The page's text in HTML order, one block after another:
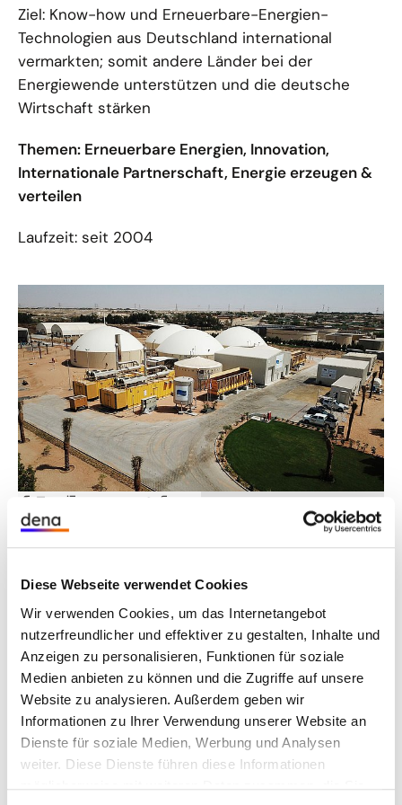
Diese Webseite verwendet Cookies
Wir verwenden Cookies, um das Internetangebot
nutzerfreundlicher und effektiver zu gestalten, Inhalte und
Anzeigen zu personalisieren, Funktionen für soziale
Medien anbieten zu können und die Zugriffe auf unsere
Website zu analysieren. Außerdem geben wir
Informationen zu Ihrer Verwendung unserer Website an
Dienste für soziale Medien, Werbung und Analysen
weiter. Diese Dienste führen diese Informationen
Ziel: Know-how und Erneuerbare-Energien-
Technologien aus Deutschland international
vermarkten; somit andere Länder bei der
Energiewende unterstützen und die deutsche
Wirtschaft stärken
Themen: Erneuerbare Energien, Innovation,
Internationale Partnerschaft, Energie erzeugen &
verteilen
Laufzeit: seit 2004
m
l e B
i
Gm
Unsere Aufgabe
erneuerbaren Energien und Energieeffizienz
zweifelsohne zu den Vorzeigeländern. Die
Unternehmen der Branche verfügen über ein
beeindruckendes Know-how und haben ihre
Technologien und Dienstleistungen stets
weiterentwickelt. Technologien, die sie nun auch in
anderen Ländern der Welt einsetzen möchten.
Dort sind die meteorologischen und gesetzlichen